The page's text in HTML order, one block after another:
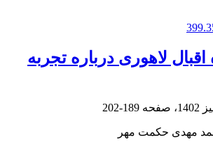
لاهوری درباره تجربه
189-202
مهدی حکمت مهر